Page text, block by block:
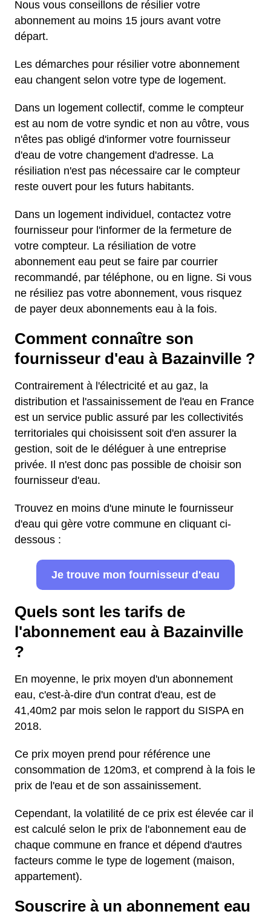
Nous vous conseillons de résilier votre
abonnement au moins 15 jours avant votre
départ.
Les démarches pour résilier votre abonnement
eau changent selon votre type de logement.
Dans un logement collectif, comme le compteur
est au nom de votre syndic et non au vôtre, vous
n'êtes pas obligé d'informer votre fournisseur
d'eau de votre changement d'adresse. La
résiliation n'est pas nécessaire car le compteur
reste ouvert pour les futurs habitants.
Dans un logement individuel, contactez votre
fournisseur pour l'informer de la fermeture de
votre compteur. La résiliation de votre
abonnement eau peut se faire par courrier
recommandé, par téléphone, ou en ligne. Si vous
ne résiliez pas votre abonnement, vous risquez
de payer deux abonnements eau à la fois.
Comment connaître son
fournisseur d'eau à Bazainville ?
Contrairement à l'électricité et au gaz, la
distribution et l'assainissement de l'eau en France
est un service public assuré par les collectivités
territoriales qui choisissent soit d'en assurer la
gestion, soit de le déléguer à une entreprise
privée. Il n'est donc pas possible de choisir son
fournisseur d'eau.
Trouvez en moins d'une minute le fournisseur
d'eau qui gère votre commune en cliquant ci-
dessous :
Je trouve mon fournisseur d'eau
Quels sont les tarifs de
l'abonnement eau à Bazainville
?
En moyenne, le prix moyen d'un abonnement
eau, c'est-à-dire d'un contrat d'eau, est de
41,40m2 par mois selon le rapport du SISPA en
2018.
Ce prix moyen prend pour référence une
consommation de 120m3, et comprend à la fois le
prix de l'eau et de son assainissement.
Cependant, la volatilité de ce prix est élevée car il
est calculé selon le prix de l'abonnement eau de
chaque commune en france et dépend d'autres
facteurs comme le type de logement (maison,
appartement).
Souscrire à un abonnement eau